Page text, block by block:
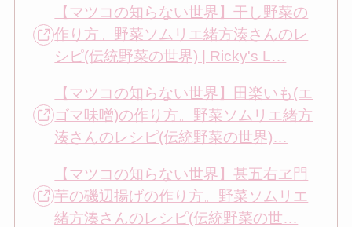
【マツコの知らない世界】干し野菜の
作り方。野菜ソムリエ緒方湊さんのレ
シピ(伝統野菜の世界) | Ricky's L…
【マツコの知らない世界】田楽いも(エ
ゴマ味噌)の作り方。野菜ソムリエ緒方
湊さんのレシピ(伝統野菜の世界)…
【マツコの知らない世界】甚五右ヱ門
芋の磯辺揚げの作り方。野菜ソムリエ
緒方湊さんのレシピ(伝統野菜の世…